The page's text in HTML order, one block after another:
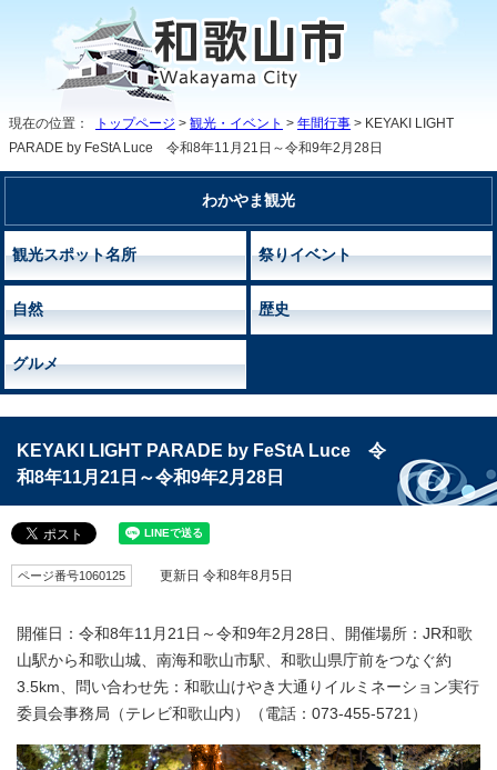
現在の位置： トップページ > 観光・イベント > 年間行事 > KEYAKI LIGHT
PARADE by FeStA Luce 令和8年11月21日～令和9年2月28日
わかやま観光
観光スポット名所 祭りイベント
自然 歴史
グルメ
KEYAKI LIGHT PARADE by FeStA Luce 令
和8年11月21日～令和9年2月28日
ページ番号1060125 更新日 令和8年8月5日
開催日：令和8年11月21日～令和9年2月28日、開催場所：JR和歌
山駅から和歌山城、南海和歌山市駅、和歌山県庁前をつなぐ約
3.5km、問い合わせ先：和歌山けやき大通りイルミネーション実行
委員会事務局（テレビ和歌山内）（電話：073-455-5721）